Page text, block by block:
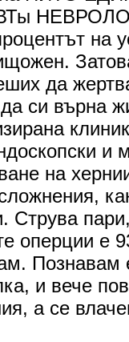
на
да
си върна
и
на
Струва
оперции е
Познавам
и вече
а се